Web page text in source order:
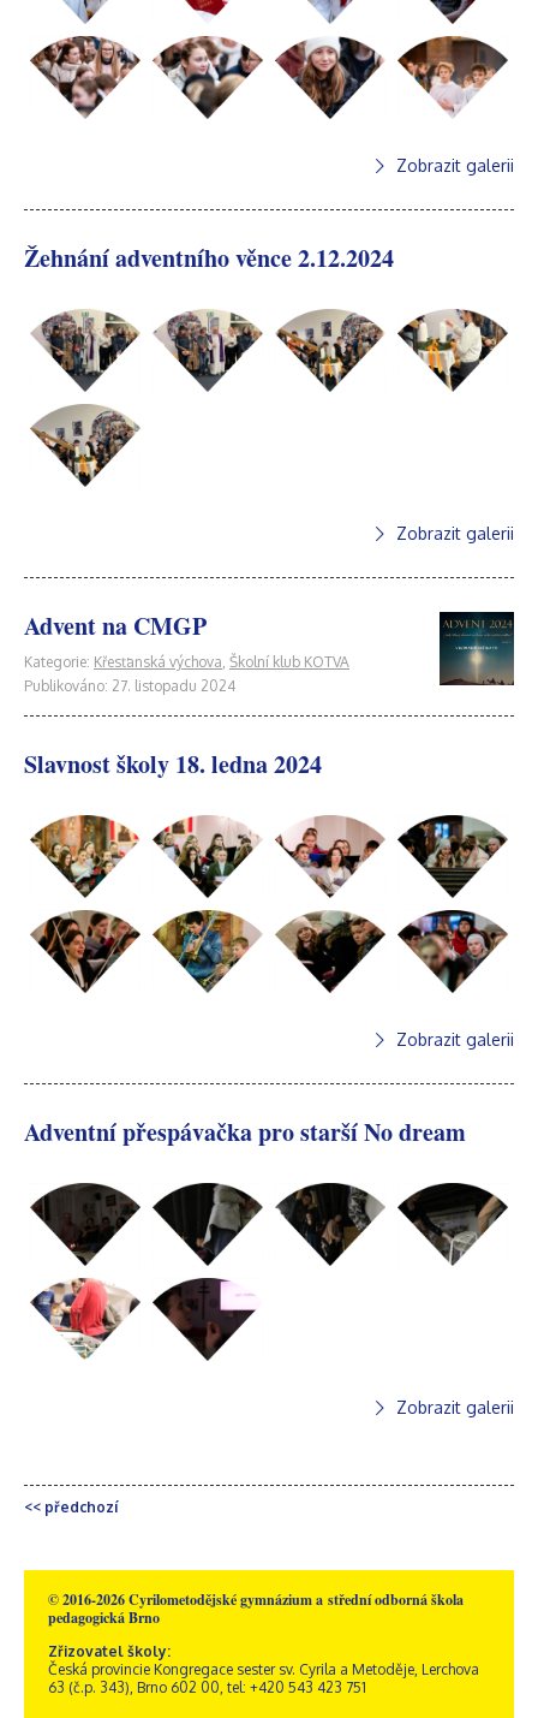
Zobrazit galerii
Žehnání adventního věnce 2.12.2024
Zobrazit galerii
Advent na CMGP
Kategorie: Křesťanská výchova Školní klub KOTVA
Publikováno: 27. listopadu 2024
Slavnost školy 18. ledna 2024
Zobrazit galerii
Adventní přespávačka pro starší No dream
Zobrazit galerii
<< předchozí
© 2016-2026 Cyrilometodějské gymnázium a střední odborná škola
pedagogická Brno
Zřizovatel školy:
Česká provincie Kongregace sester sv. Cyrila a Metoděje, Lerchova
63 (č.p. 343), Brno 602 00, tel: +420 543 423 751